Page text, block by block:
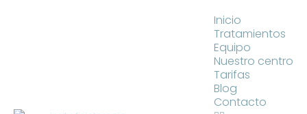
Inicio
Tratamientos
Equipo
Nuestro centro
Tarifas
Blog
Contacto